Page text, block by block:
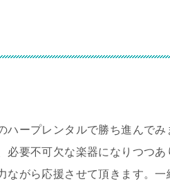
ープレンタルで勝ち進んで
必要不可欠な楽器になりつつ
がら応援させて頂きます。一